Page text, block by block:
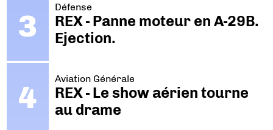
Défense
REX - Panne moteur en A-29B.
Ejection.
Aviation Générale
REX - Le show aérien tourne
au drame